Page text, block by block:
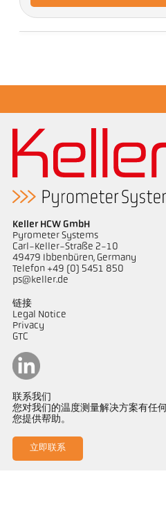
Keller HCW GmbH
Pyrometer Systems
Carl-Keller-Straße 2-10
49479 Ibbenbüren, Germany
Telefon +49 (0) 5451 850
ps@keller.de
链接
Legal Notice
Privacy
GTC
联系我们
您对我们的温度测量解决方案有任
您提供帮助。
立即联系